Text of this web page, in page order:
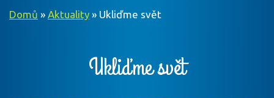
Domů » Aktuality » Ukliďme svět
Ukliďme svět